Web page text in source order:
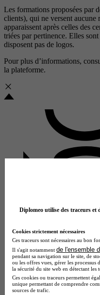
Les formations proposées par
clients), qui ne versent aucune
apparaissent après celles des
triées par pertinence. Elles
disposent pas de logos.
Pour plus d’informations,
la plateforme.
Aucun avis
Schiltigheim
Diplomeo utilise des traceurs et
Cookies strictement nécessaires
Ces traceurs sont nécessaires au bon
Il s'agit notamment de l'ensemble
pendant sa navigation sur le site, de
ou les offres vues, gérer les
la sécurité du site web en détectant
Ces cookies ou traceurs permettent
unique permettant de comprendre
sources de trafic.